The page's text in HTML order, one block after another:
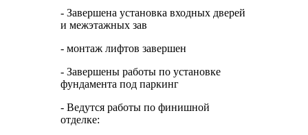
- Завершена установка входных дверей
и межэтажных зав
- монтаж лифтов завершен
- Завершены работы по установке
фундамента под паркинг
- Ведутся работы по финишной
отделке: